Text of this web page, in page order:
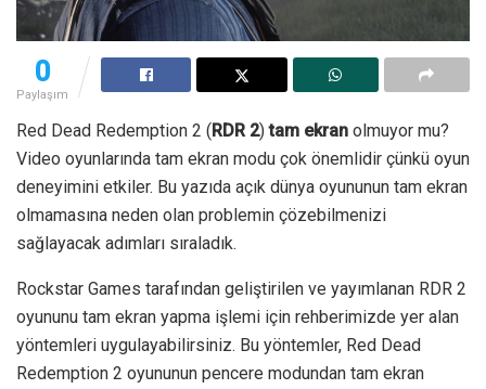
0
Paylaşım
Red Dead Redemption 2 (RDR 2)tam ekran olmuyor mu?
Video oyunlarında tam ekran modu çok önemlidir çünkü oyun
deneyimini etkiler. Bu yazıda açık dünya oyununun tam ekran
olmamasına neden olan problemin çözebilmenizi
sağlayacak adımları sıraladık.
Rockstar Games tarafından geliştirilen ve yayımlanan RDR 2
oyununu tam ekran yapma işlemi için rehberimizde yer alan
yöntemleri uygulayabilirsiniz. Bu yöntemler, Red Dead
Redemption 2 oyununun pencere modundan tam ekran